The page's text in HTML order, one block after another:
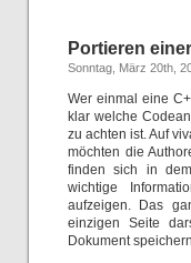
Portieren
Sonntag, März 20th,
Wer einmal eine
klar welche
zu achten ist. Auf
möchten die
finden sich in
wichtige
aufzeigen. Das
einzigen Seite
Dokument